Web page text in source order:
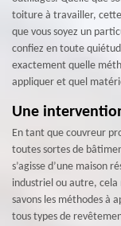
toiture à travailler,
que vous soyez un
confiez en toute
exactement quelle
appliquer et quel
Une
En tant que couvreur
toutes sortes de
s’agisse d’une maison
industriel ou autre, cela
savons les méthodes à
tous types de